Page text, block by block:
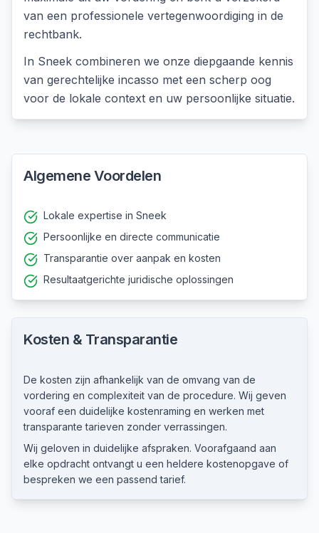
van een professionele vertegenwoordiging in de
rechtbank.
In Sneek combineren we onze diepgaande kennis
van gerechtelijke incasso met een scherp oog
voor de lokale context en uw persoonlijke situatie.
Algemene Voordelen
Lokale expertise in Sneek
Persoonlijke en directe communicatie
Transparantie over aanpak en kosten
Resultaatgerichte juridische oplossingen
Kosten & Transparantie
De kosten zijn afhankelijk van de omvang van de
vordering en complexiteit van de procedure. Wij geven
vooraf een duidelijke kostenraming en werken met
transparante tarieven zonder verrassingen.
Wij geloven in duidelijke afspraken. Voorafgaand aan
elke opdracht ontvangt u een heldere kostenopgave of
bespreken we een passend tarief.